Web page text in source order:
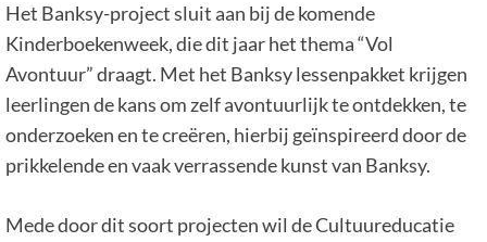
Het Banksy-project sluit aan bij de komende
Kinderboekenweek, die dit jaar het thema “Vol
Avontuur” draagt. Met het Banksy lessenpakket krijgen
leerlingen de kans om zelf avontuurlijk te ontdekken, te
onderzoeken en te creëren, hierbij geïnspireerd door de
prikkelende en vaak verrassende kunst van Banksy.
Mede door dit soort projecten wil de Cultuureducatie